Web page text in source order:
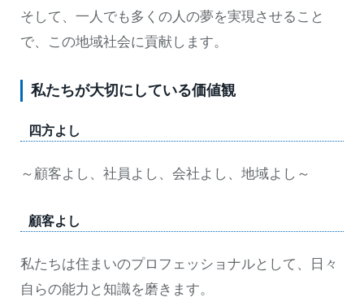
そして、一人でも多くの人の夢を実現させること
で、この地域社会に貢献します。
私たちが大切にしている価値観
四方よし
～顧客よし、社員よし、会社よし、地域よし～
顧客よし
私たちは住まいのプロフェッショナルとして、日々
自らの能力と知識を磨きます。